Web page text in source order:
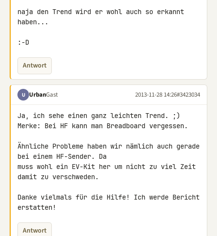
naja den Trend wird er wohl auch so erkannt
haben...
:-D
Antwort
U UrbanGast 2013-11-28 14:26#3423034
Ja, ich sehe einen ganz leichten Trend. ;)
Merke: Bei HF kann man Breadboard vergessen.
Ähnliche Probleme haben wir nämlich auch gerade
bei einem HF-Sender. Da
muss wohl ein EV-Kit her um nicht zu viel Zeit
damit zu verschweden.
Danke vielmals für die Hilfe! Ich werde Bericht
erstatten!
Antwort